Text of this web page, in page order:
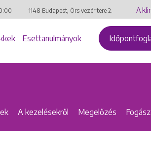
1148 Budapest, Örs vezér tere 2. A
Esettanulmányok
A kezelésekről Megelőzés